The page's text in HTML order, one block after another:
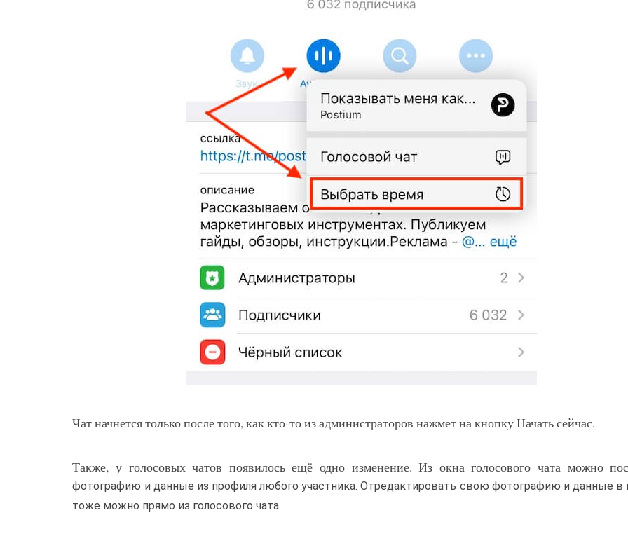
Чат начнется только после того, как кто-то из администраторов нажмет на кнопку Начать сейчас.
Также, у голосовых чатов появилось ещё одно изменение. Из окна голосового чата можно
фотографию и данные из профиля любого участника. Отредактировать свою фотографию и данные в
тоже можно прямо из голосового чата.